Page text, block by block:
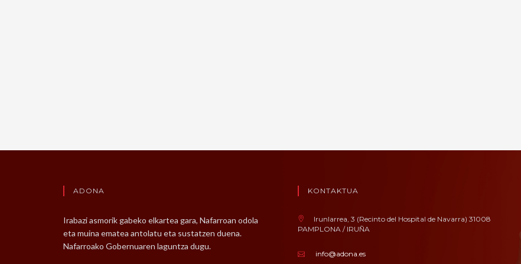
ADONA
Irabazi asmorik gabeko elkartea gara, Nafarroan odola
eta muina ematea antolatu eta sustatzen duena.
Nafarroako Gobernuaren laguntza dugu.
KONTAKTUA
Irunlarrea, 3 (Recinto del Hospital de Navarra) 31008
PAMPLONA / IRUÑA
info@adona.es